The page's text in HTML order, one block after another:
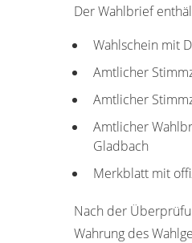
Der Wahlbrief
Wahlschein mit
Amtlicher
Amtlicher
Amtlicher
Gladbach
Merkblatt mit
Nach der
Wahrung des